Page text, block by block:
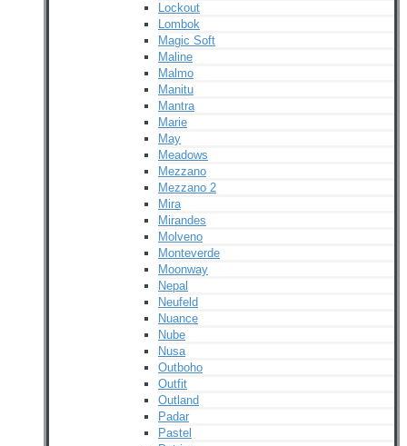
Lockout
Lombok
Magic Soft
Maline
Malmo
Manitu
Mantra
Marie
May
Meadows
Mezzano
Mezzano 2
Mira
Mirandes
Molveno
Monteverde
Moonway
Nepal
Neufeld
Nuance
Nube
Nusa
Outboho
Outfit
Outland
Padar
Pastel